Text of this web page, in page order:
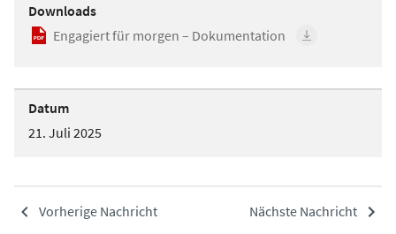
Downloads
Engagiert für morgen – Dokumentation
Datum
21. Juli 2025
Vorherige Nachricht Nächste Nachricht